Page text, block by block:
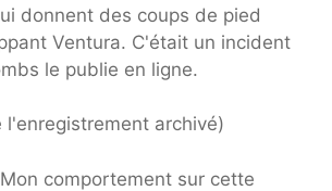
donnent des coups de pied
Ventura. C'était un incident
le publie en ligne.
l'enregistrement archivé)
comportement sur cette